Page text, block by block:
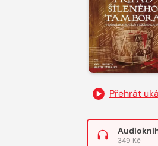
Přehrát
349 Kč